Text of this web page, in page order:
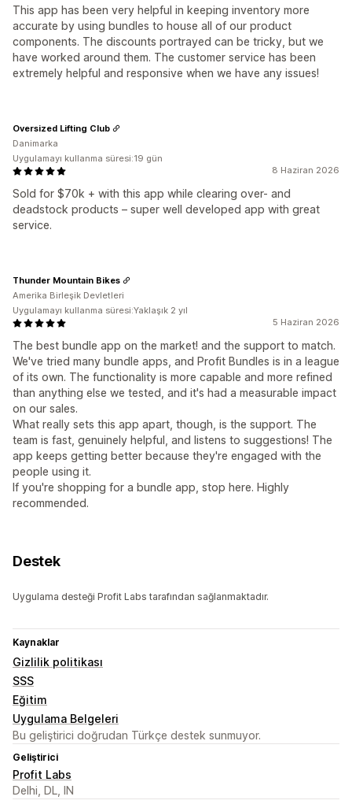
This app has been very helpful in keeping inventory more
accurate by using bundles to house all of our product
components. The discounts portrayed can be tricky, but we
have worked around them. The customer service has been
extremely helpful and responsive when we have any issues!
8 Haziran 2026
Sold for $70k + with this app while clearing over- and
deadstock products – super well developed app with great
service.
Oversized Lifting Club
Danimarka
Uygulamayı kullanma süresi:19 gün
5 Haziran 2026
The best bundle app on the market! and the support to match.
We've tried many bundle apps, and Profit Bundles is in a league
of its own. The functionality is more capable and more refined
than anything else we tested, and it's had a measurable impact
on our sales.
What really sets this app apart, though, is the support. The
team is fast, genuinely helpful, and listens to suggestions! The
app keeps getting better because they're engaged with the
people using it.
If you're shopping for a bundle app, stop here. Highly
recommended.
Thunder Mountain Bikes
Amerika Birleşik Devletleri
Uygulamayı kullanma süresi:Yaklaşık 2 yıl
Destek
Uygulama desteği Profit Labs tarafından sağlanmaktadır.
Kaynaklar
Gizlilik politikası
SSS
Eğitim
Uygulama Belgeleri
Bu geliştirici doğrudan Türkçe destek sunmuyor.
Geliştirici
Profit Labs
Delhi, DL, IN